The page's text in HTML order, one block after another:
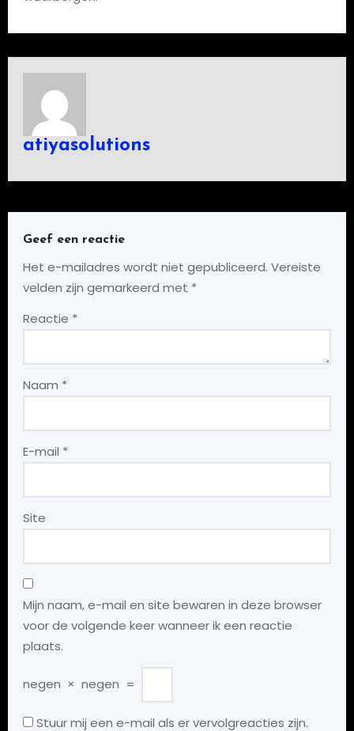
atiyasolutions
Geef een reactie
Het e-mailadres wordt niet gepubliceerd. Vereiste
velden zijn gemarkeerd met *
Reactie *
Naam *
E-mail *
Site
Mijn naam, e-mail en site bewaren in deze browser
voor de volgende keer wanneer ik een reactie
plaats.
negen × negen =
Stuur mij een e-mail als er vervolgreacties zijn.